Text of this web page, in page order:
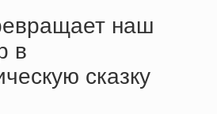
наш
в
сказку